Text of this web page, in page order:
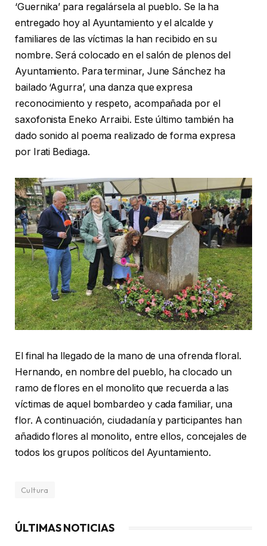
‘Guernika’ para regalársela al pueblo. Se la ha
entregado hoy al Ayuntamiento y el alcalde y
familiares de las víctimas la han recibido en su
nombre. Será colocado en el salón de plenos del
Ayuntamiento. Para terminar, June Sánchez ha
bailado ‘Agurra’, una danza que expresa
reconocimiento y respeto, acompañada por el
saxofonista Eneko Arraibi. Este último también ha
dado sonido al poema realizado de forma expresa
por Irati Bediaga.
El final ha llegado de la mano de una ofrenda floral.
Hernando, en nombre del pueblo, ha clocado un
ramo de flores en el monolito que recuerda a las
víctimas de aquel bombardeo y cada familiar, una
flor. A continuación, ciudadanía y participantes han
añadido flores al monolito, entre ellos, concejales de
todos los grupos políticos del Ayuntamiento.
Cultura
ÚLTIMAS NOTICIAS